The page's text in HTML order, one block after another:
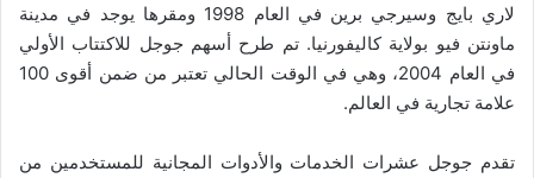
لاري بايج وسيرجي برين في العام 1998 ومقرها يوجد في مدينة
ماونتن فيو بولاية كاليفورنيا. تم طرح أسهم جوجل للاكتتاب الأولي
في العام 2004، وهي في الوقت الحالي تعتبر من ضمن أقوى 100
علامة تجارية في العالم.
تقدم جوجل عشرات الخدمات والأدوات المجانية للمستخدمين من